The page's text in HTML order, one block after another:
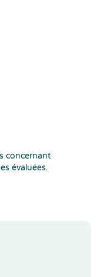
concernant
évaluées.